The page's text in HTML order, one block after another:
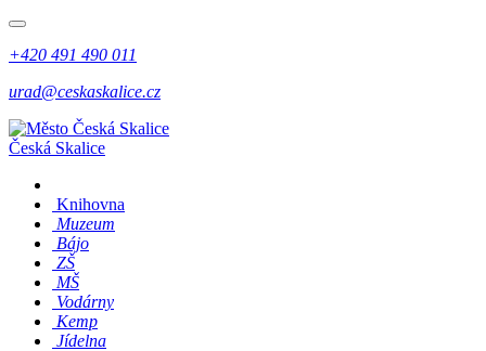
+420 491 490 011
urad@ceskaskalice.cz
Česká Skalice
Knihovna
Muzeum
Bájo
ZŠ
MŠ
Vodárny
Kemp
Jídelna